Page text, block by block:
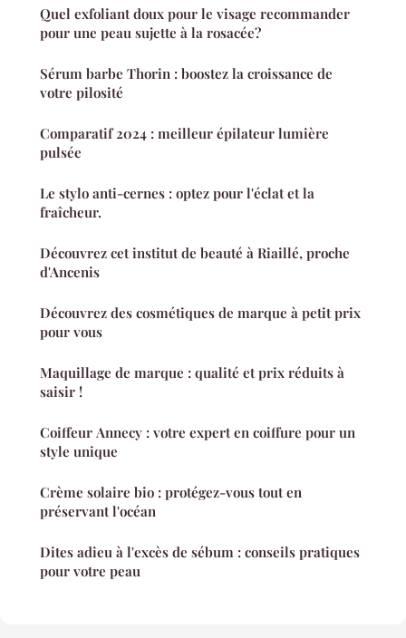
Quel exfoliant doux pour le visage recommander
pour une peau sujette à la rosacée?
Sérum barbe Thorin : boostez la croissance de
votre pilosité
Comparatif 2024 : meilleur épilateur lumière
pulsée
Le stylo anti-cernes : optez pour l'éclat et la
fraîcheur.
Découvrez cet institut de beauté à Riaillé, proche
d'Ancenis
Découvrez des cosmétiques de marque à petit prix
pour vous
Maquillage de marque : qualité et prix réduits à
saisir !
Coiffeur Annecy : votre expert en coiffure pour un
style unique
Crème solaire bio : protégez-vous tout en
préservant l'océan
Dites adieu à l'excès de sébum : conseils pratiques
pour votre peau